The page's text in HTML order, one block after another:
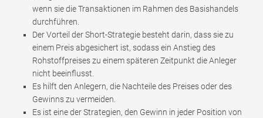
wenn sie die Transaktionen im Rahmen des Basishandels
durchführen.
Der Vorteil der Short-Strategie besteht darin, dass sie zu
einem Preis abgesichert ist, sodass ein Anstieg des
Rohstoffpreises zu einem späteren Zeitpunkt die Anleger
nicht beeinflusst.
Es hilft den Anlegern, die Nachteile des Preises oder des
Gewinns zu vermeiden.
Es ist eine der Strategien, den Gewinn in jeder Position von